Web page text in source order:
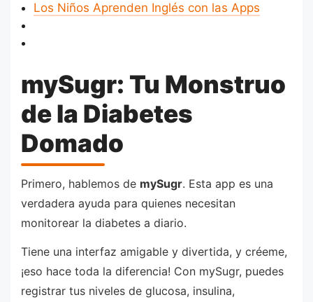
Los Niños Aprenden Inglés con las Apps
mySugr: Tu Monstruo
de la Diabetes
Domado
Primero, hablemos de mySugr. Esta app es una
verdadera ayuda para quienes necesitan
monitorear la diabetes a diario.
Tiene una interfaz amigable y divertida, y créeme,
¡eso hace toda la diferencia! Con mySugr, puedes
registrar tus niveles de glucosa, insulina,